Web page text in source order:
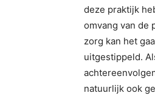
deze praktijk
omvang van de
zorg kan het
uitgestippeld.
natuurlijk ook